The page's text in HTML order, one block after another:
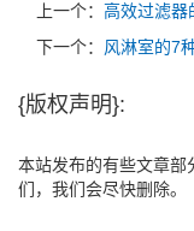
上一个： 高效过滤器
下一个： 风淋室的7
{版权声明}:
本站发布的有些文章部
们，我们会尽快删除。